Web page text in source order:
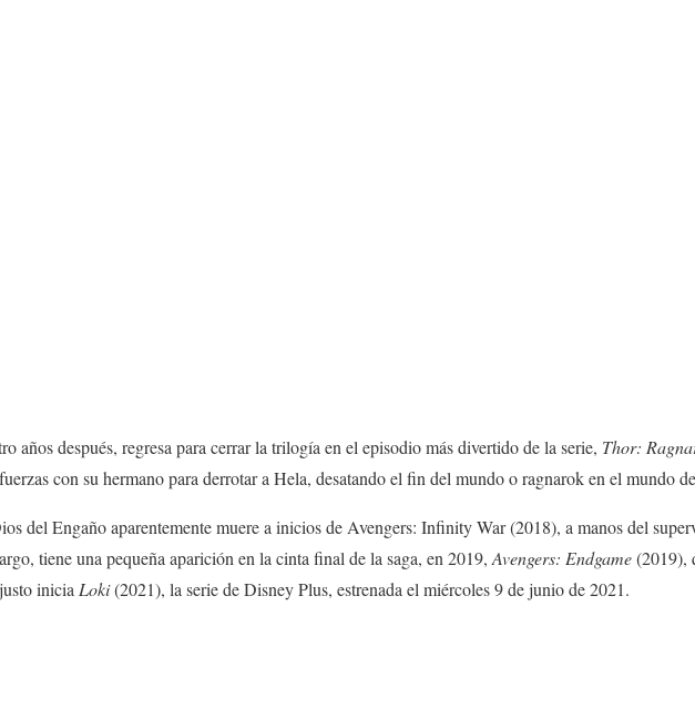
años después, regresa para cerrar la trilogía en el episodio más divertido de la serie, Thor:
con su hermano para derrotar a Hela, desatando el fin del mundo o ragnarok en el mundo
del Engaño aparentemente muere a inicios de Avengers: Infinity War (2018), a manos del
tiene una pequeña aparición en la cinta final de la saga, en 2019, Avengers: Endgame(2019),
inicia Loki(2021), la serie de Disney Plus, estrenada el miércoles 9 de junio de 2021.